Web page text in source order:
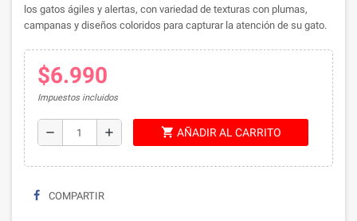
los gatos ágiles y alertas, con variedad de texturas con plumas,
campanas y diseños coloridos para capturar la atención de su gato.
$6.990
Impuestos incluidos
remove add shopping_cart AÑADIR AL CARRITO
COMPARTIR